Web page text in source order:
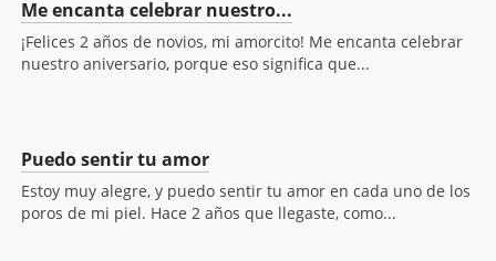
Me encanta celebrar nuestro...
¡Felices 2 años de novios, mi amorcito! Me encanta celebrar
nuestro aniversario, porque eso significa que...
Puedo sentir tu amor
Estoy muy alegre, y puedo sentir tu amor en cada uno de los
poros de mi piel. Hace 2 años que llegaste, como...